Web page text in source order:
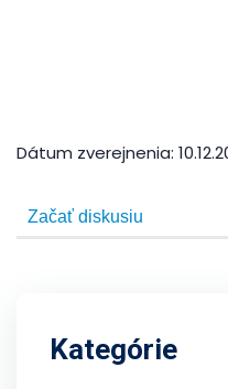
Dátum zverejnenia:
Kategórie